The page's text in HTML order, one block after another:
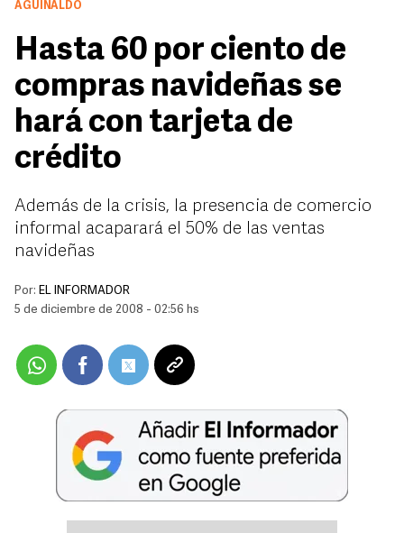
AGUINALDO
Hasta 60 por ciento de
compras navideñas se
hará con tarjeta de
crédito
Además de la crisis, la presencia de comercio
informal acaparará el 50% de las ventas
navideñas
Por: EL INFORMADOR
5 de diciembre de 2008 - 02:56 hs